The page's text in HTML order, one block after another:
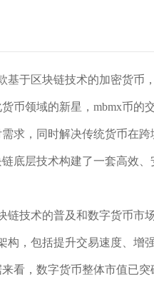
基于区块链技术的加密货币
币领域的新星，mbmx币的
求，同时解决传统货币在
底层技术构建了一套高效
链技术的普及和数字货币市
构，包括提升交易速度、增
看，数字货币整体市值已突